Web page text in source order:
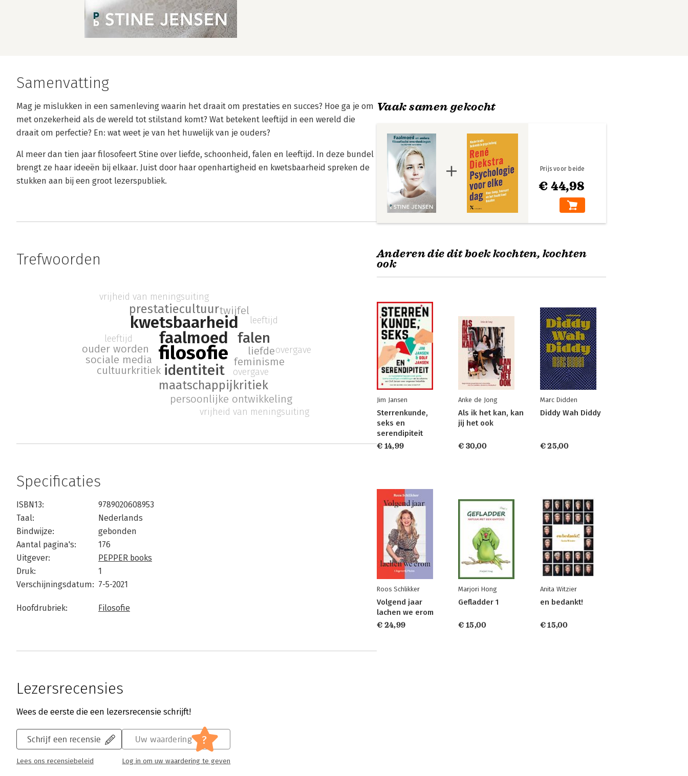
Samenvatting
Mag je mislukken in een samenleving waarin het draait om prestaties en succes? Hoe ga je om
met onzekerheid als de wereld tot stilstand komt? Wat betekent leeftijd in een wereld die
draait om perfectie? En: wat weet je van het huwelijk van je ouders?
Al meer dan tien jaar filosofeert Stine over liefde, schoonheid, falen en leeftijd. In deze bundel
brengt ze haar ideeën bij elkaar. Juist door haar openhartigheid en kwetsbaarheid spreken de
stukken aan bij een groot lezerspubliek.
Trefwoorden
filosofie
faalmoed
kwetsbaarheid
identiteit
falen
maatschappijkritiek
prestatiecultuur
persoonlijke ontwikkeling
cultuurkritiek
sociale media
ouder worden liefde
feminisme
twijfel
leeftijd
overgave
vrijheid van meningsuiting
leeftijd
overgave
vrijheid van meningsuiting
Specificaties
ISBN13:
9789020608953
Taal:
Nederlands
Bindwijze:
gebonden
Aantal pagina's:
176
Uitgever:
PEPPER books
Druk:
1
Verschijningsdatum: 7-5-2021
Hoofdrubriek: Filosofie
Lezersrecensies
Wees de eerste die een lezersrecensie schrijft!
Schrijf een recensie
Lees ons recensiebeleid
Uw waardering ?
Log in om uw waardering te geven
Vaak samen gekocht
€ 44,98
Prijs voor beide
Anderen die dit boek kochten, kochten
ook
Jim Jansen
Sterrenkunde,
seks en
serendipiteit
€ 14,99
Anke de Jong
Als ik het kan, kan
jij het ook
€ 30,00
Marc Didden
Diddy Wah Diddy
€ 25,00
Roos Schlikker
Volgend jaar
lachen we erom
€ 24,99
Marjori Hong
Gefladder 1
€ 15,00
Anita Witzier
en bedankt!
€ 15,00